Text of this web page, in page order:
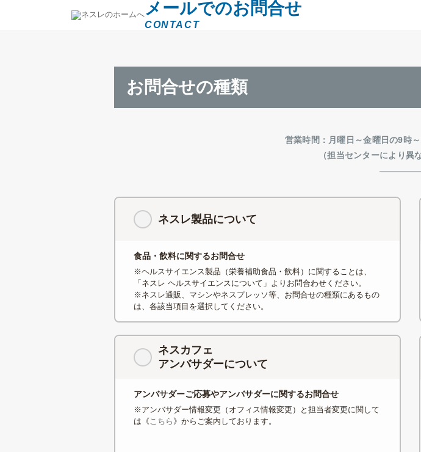
メールでのお問合せ
CONTACT
お問合せの種類
営業時間：月曜日～金曜日の9時
（担当センターにより異
ネスレ製品について
食品・飲料に関するお問合せ
※ヘルスサイエンス製品（栄養補助食品・飲料）に関することは、
「ネスレ ヘルスサイエンスについて」よりお問合わせください。
※ネスレ通販、マシンやネスプレッソ等、お問合せの種類にあるもの
は、各該当項目を選択してください。
ネスカフェ
アンバサダーについて
アンバサダーご応募やアンバサダーに関するお問合せ
※アンバサダー情報変更（オフィス情報変更）と担当者変更に関して
は《こちら 》からご案内しております。